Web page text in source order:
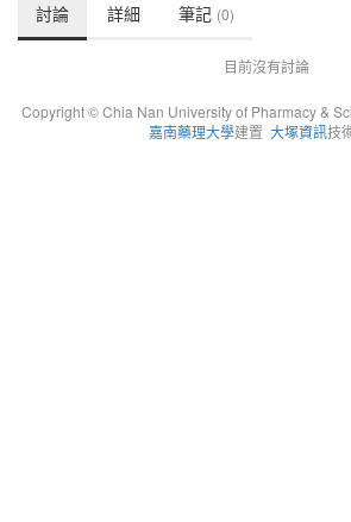
討論 詳細 筆記 (0)
目前沒有討論
Copyright © Chia Nan University of Pharmacy &
嘉南藥理大學建置 大塚資訊技